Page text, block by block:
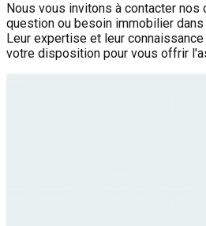
Nous vous invitons à contacter nos
question ou besoin immobilier
Leur expertise et leur
votre disposition pour vous offrir